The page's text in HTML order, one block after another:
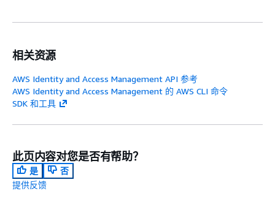
相关资源
AWS Identity and Access Management API 参考
AWS Identity and Access Management 的 AWS CLI 命令
SDK 和工具
此页内容对您是否有帮助？
是
否
提供反馈